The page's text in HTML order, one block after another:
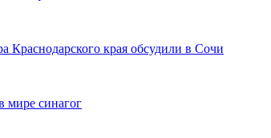
Краснодарского края обсудили в Сочи
мире синагог